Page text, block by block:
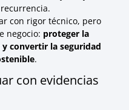
con rigor técnico, pero
negocio: proteger la
convertir la seguridad
.
con evidencias